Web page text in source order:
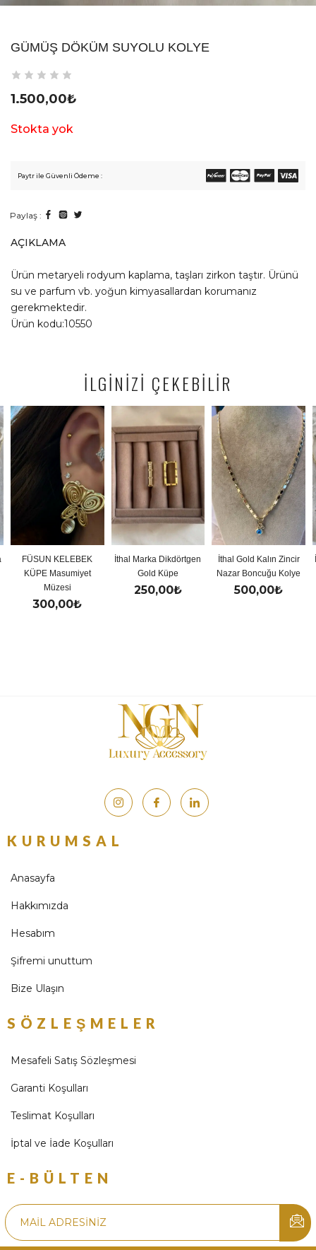
GÜMÜŞ DÖKÜM SUYOLU KOLYE
1.500,00₺
Stokta yok
Paytr ile Güvenli Ödeme :
Paylaş :
AÇIKLAMA
Ürün metaryeli rodyum kaplama, taşları zirkon taştır. Ürünü
su ve parfum vb. yoğun kimyasallardan korumanız
gerekmektedir.
Ürün kodu:10550
İLGİNİZİ ÇEKEBİLİR
FÜSUN KELEBEK
KÜPE Masumiyet
Müzesi
300,00₺
İthal Marka Dikdörtgen
Gold Küpe
250,00₺
İthal Gold Kalın Zincir
Nazar Boncuğu Kolye
500,00₺
KURUMSAL
Anasayfa
Hakkımızda
Hesabım
Şifremi unuttum
Bize Ulaşın
SÖZLEŞMELER
Mesafeli Satış Sözleşmesi
Garanti Koşulları
Teslimat Koşulları
İptal ve İade Koşulları
E-BÜLTEN